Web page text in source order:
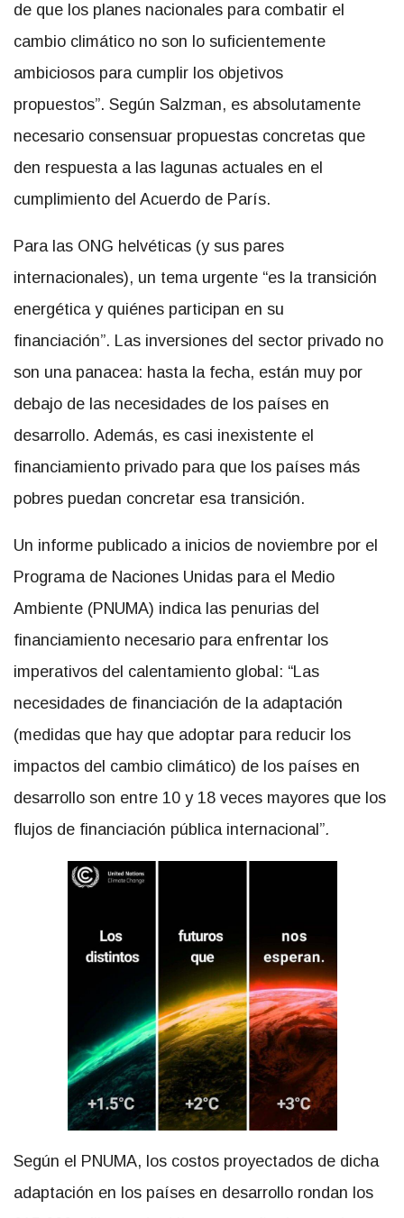
de que los planes nacionales para combatir el
cambio climático no son lo suficientemente
ambiciosos para cumplir los objetivos
propuestos”. Según Salzman, es absolutamente
necesario consensuar propuestas concretas que
den respuesta a las lagunas actuales en el
cumplimiento del Acuerdo de París.
Para las ONG helvéticas (y sus pares
internacionales), un tema urgente “es la transición
energética y quiénes participan en su
financiación”. Las inversiones del sector privado no
son una panacea: hasta la fecha, están muy por
debajo de las necesidades de los países en
desarrollo. Además, es casi inexistente el
financiamiento privado para que los países más
pobres puedan concretar esa transición.
Un informe publicado a inicios de noviembre por el
Programa de Naciones Unidas para el Medio
Ambiente (PNUMA) indica las penurias del
financiamiento necesario para enfrentar los
imperativos del calentamiento global: “Las
necesidades de financiación de la adaptación
(medidas que hay que adoptar para reducir los
impactos del cambio climático) de los países en
desarrollo son entre 10 y 18 veces mayores que los
flujos de financiación pública internacional”.
Según el PNUMA, los costos proyectados de dicha
adaptación en los países en desarrollo rondan los